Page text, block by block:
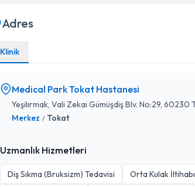
Adres
Klinik
Medical Park Tokat Hastanesi
Yeşilırmak, Vali Zekai Gümüşdiş Blv. No:29,
Merkez / Tokat
Uzmanlık Hizmetleri
Diş Sıkma (Bruksizm) Tedavisi Orta Kulak